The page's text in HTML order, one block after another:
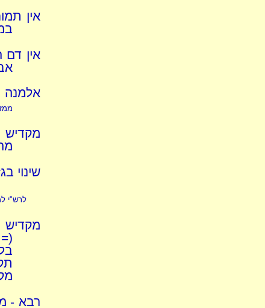
אין
אין דם
אלמנה
שינוי
לרש"י
מקדיש
רבא -